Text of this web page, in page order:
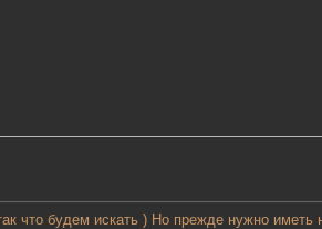
что будем искать ) Но прежде нужно иметь